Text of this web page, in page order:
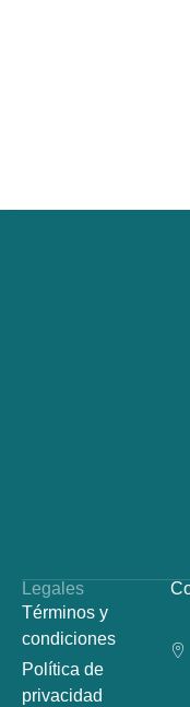
Legales
Términos y
condiciones
Política de
privacidad